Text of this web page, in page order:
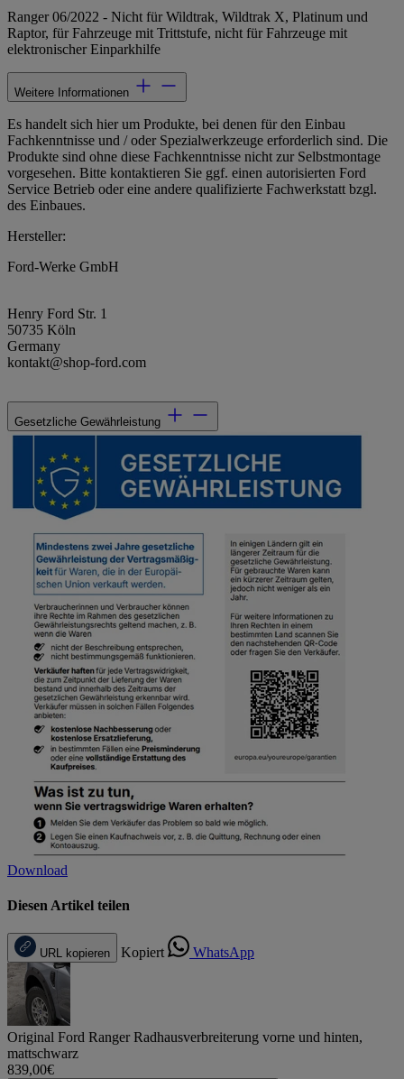
Ranger 06/2022 - Nicht für Wildtrak, Wildtrak X, Platinum und
Raptor, für Fahrzeuge mit Trittstufe, nicht für Fahrzeuge mit
elektronischer Einparkhilfe
Weitere Informationen
Es handelt sich hier um Produkte, bei denen für den Einbau
Fachkenntnisse und / oder Spezialwerkzeuge erforderlich sind. Die
Produkte sind ohne diese Fachkenntnisse nicht zur Selbstmontage
vorgesehen. Bitte kontaktieren Sie ggf. einen autorisierten Ford
Service Betrieb oder eine andere qualifizierte Fachwerkstatt bzgl.
des Einbaues.
Hersteller:
Ford-Werke GmbH
Henry Ford Str. 1
50735 Köln
Germany
kontakt@shop-ford.com
Gesetzliche Gewährleistung
Download
Diesen Artikel teilen
URL kopieren Kopiert WhatsApp
Original Ford Ranger Radhausverbreiterung vorne und hinten,
mattschwarz
839,00€